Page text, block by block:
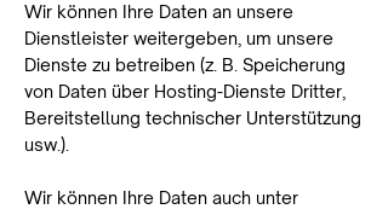
Wir können Ihre Daten an unsere
Dienstleister weitergeben, um unsere
Dienste zu betreiben (z. B. Speicherung
von Daten über Hosting-Dienste Dritter,
Bereitstellung technischer Unterstützung
usw.).
Wir können Ihre Daten auch unter